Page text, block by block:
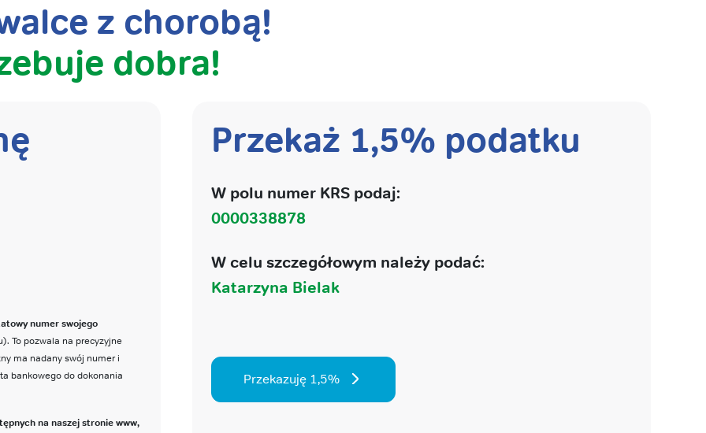
z chorobą!
dobra!
numer swojego
To pozwala na precyzyjne
ma nadany swój numer i
bankowego do dokonania
na naszej stronie www,
Przekaż 1,5% podatku
W polu numer KRS podaj:
0000338878
W celu szczegółowym należy podać:
Katarzyna Bielak
Przekazuję 1,5%